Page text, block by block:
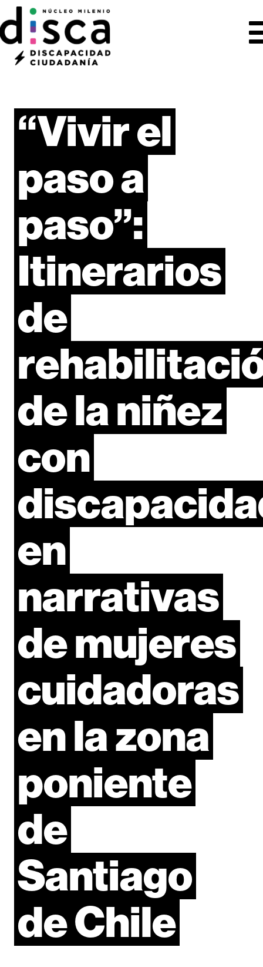
“Vivirel
pasoa
paso”:
Itinerarios
de
delaniñez
con
en
narrativas
demujeres
cuidadoras
enlazona
poniente
de
Santiago
deChile